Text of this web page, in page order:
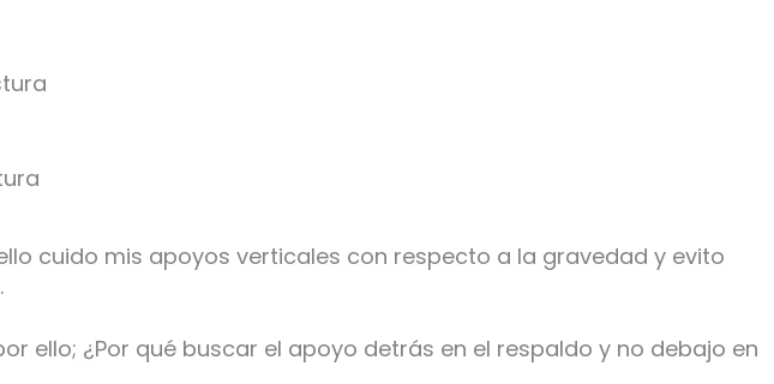
cuido mis apoyos verticales con respecto a la gravedad y evito
ello; ¿Por qué buscar el apoyo detrás en el respaldo y no debajo en